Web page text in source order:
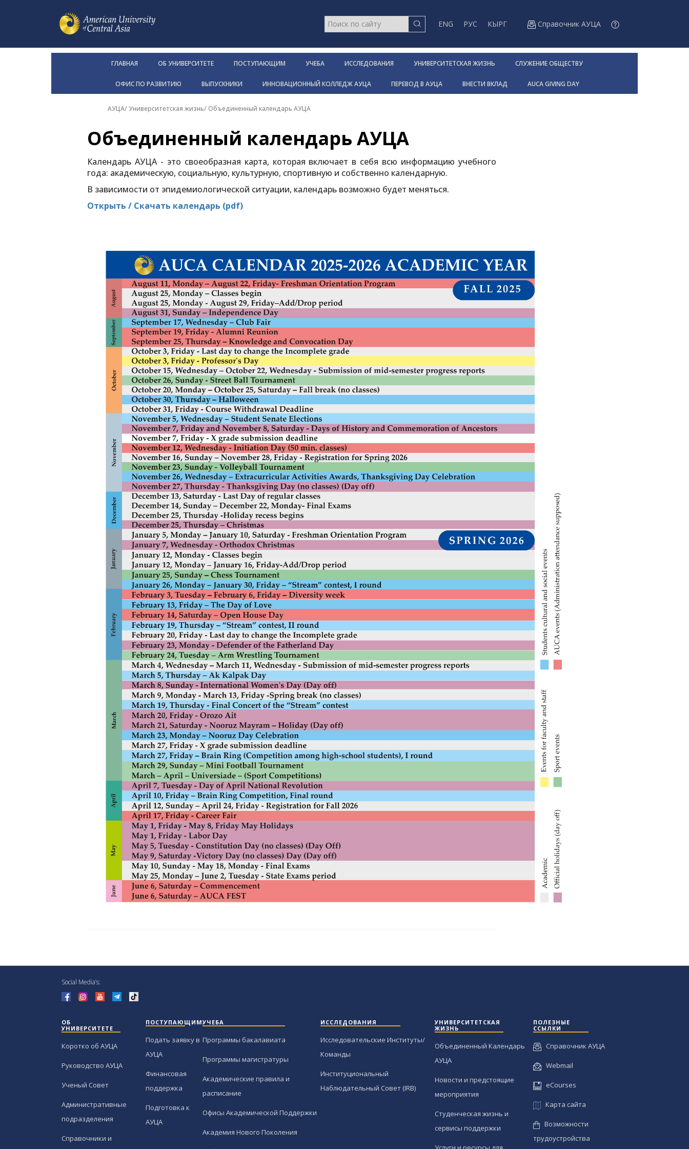
ENG РУС КЫРГ Справочник АУЦА
ГЛАВНАЯ ОБ УНИВЕРСИТЕТЕ ПОСТУПАЮЩИМ УЧЕБА ИССЛЕДОВАНИЯ УНИВЕРСИТЕТСКАЯ ЖИЗНЬ СЛУЖЕНИЕ ОБЩЕСТВУ
ОФИС ПО РАЗВИТИЮ ВЫПУСКНИКИ ИННОВАЦИОННЫЙ КОЛЛЕДЖ АУЦА ПЕРЕВОД В АУЦА ВНЕСТИ ВКЛАД AUCA GIVING DAY
АУЦА/ Университетская жизнь/ Объединенный календарь АУЦА
Объединенный календарь АУЦА
Календарь АУЦА - это своеобразная карта, которая включает в себя всю информацию учебного
года: академическую, социальную, культурную, спортивную и собственно календарную.
В зависимости от эпидемиологической ситуации, календарь возможно будет меняться.
Открыть / Скачать календарь (pdf)
Social Media’s:
ОБ
УНИВЕРСИТЕТЕ
Коротко об АУЦА
Руководство АУЦА
Ученый Совет
Административные
подразделения
Справочники и
ПОСТУПАЮЩИМ
Подать заявку в
АУЦА
Финансовая
поддержка
Подготовка к
АУЦА
УЧЕБА
Программы бакалавиата
Программы магистратуры
Академические правила и
расписание
Офисы Академической Поддержки
Академия Нового Поколения
ИССЛЕДОВАНИЯ
Исследовательские Институты/
Команды
Институциональный
Наблюдательный Совет (IRB)
УНИВЕРСИТЕТСКАЯ
ЖИЗНЬ
Объединенный Календарь
АУЦА
Новости и предстоящие
мероприятия
Студенческая жизнь и
сервисы поддержки
ПОЛЕЗНЫЕ
ССЫЛКИ
Справочник АУЦА
Webmail
eCourses
Карта сайта
Возможности
трудоустройства